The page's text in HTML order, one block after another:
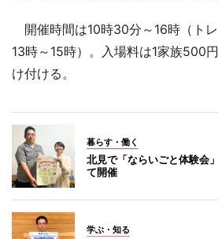
開催時間は10時30分～16時（ト
13時～15時）。入場料は1家族500
け付ける。
暮らす・働く
北見で「ならいごと体験会
て開催
学ぶ・知る